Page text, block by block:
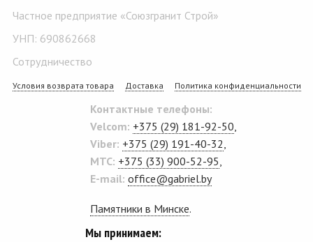
Частное предприятие «Союзгранит Строй»
УНП: 690862668
Сотрудничество
Условия возврата товара Доставка Политика конфиденциальности
Контактные телефоны:
Velcom: +375 (29) 181-92-50
Viber: +375 (29) 191-40-32
MTC: +375 (33) 900-52-95
E-mail: office@gabriel.by
Памятники в Минске.
Мы принимаем: